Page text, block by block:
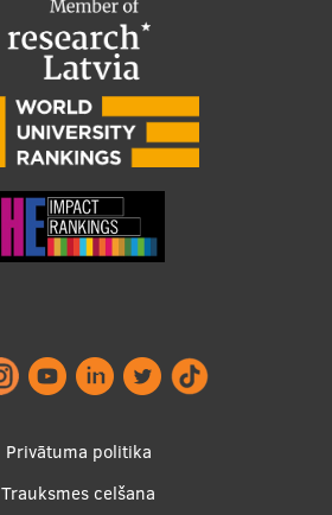
Privātuma politika
Trauksmes celšana